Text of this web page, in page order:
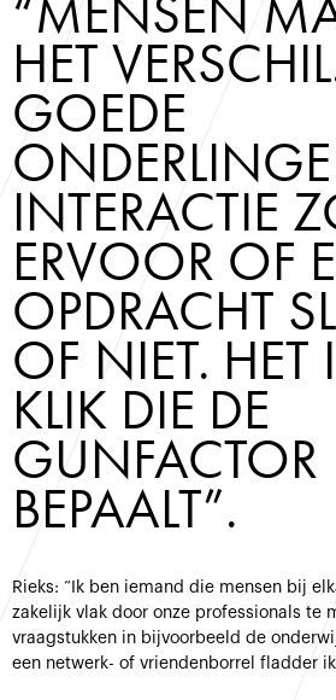
HET
GOEDE
ONDERLINGE
INTERACTIE
ERVOOR OF
OPDRACHT
OF NIET. HET
KLIK DIE DE
GUNFACTOR
BEPAALT”.
Rieks: “Ik ben iemand die mensen bij
zakelijk vlak door onze professionals te
vraagstukken in bijvoorbeeld de
een netwerk- of vriendenborrel fladder ik